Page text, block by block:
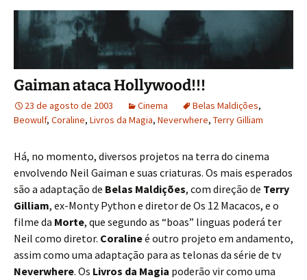
Gaiman ataca Hollywood!!!
23 de agosto de 2003 Cinema Belas Maldições,
Beowulf, Coraline, Livros da Magia, Neverwhere, Terry Gilliam
Há, no momento, diversos projetos na terra do cinema
envolvendo Neil Gaiman e suas criaturas. Os mais esperados
são a adaptação de Belas Maldições, com direção de Terry
Gilliam, ex-Monty Python e diretor de Os 12 Macacos, e o
filme da Morte, que segundo as “boas” linguas poderá ter
Neil como diretor. Coralineé outro projeto em andamento,
assim como uma adaptação para as telonas da série de tv
Neverwhere. Os Livros da Magia poderão vir como uma